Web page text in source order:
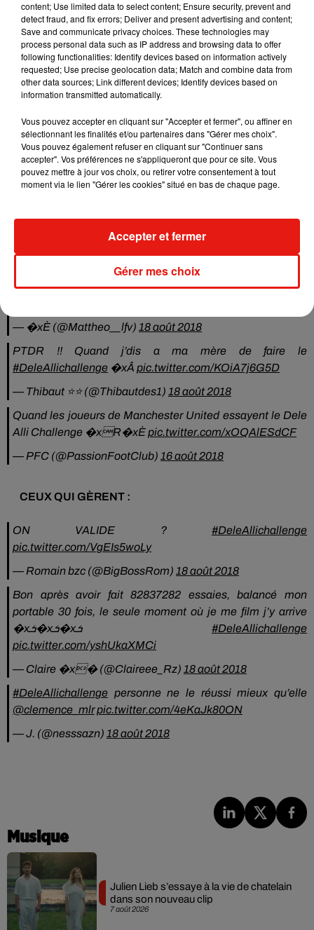
Une publication partagée par Giancarlo (@giadamico7)
#DeleAllichallengec’est l’intention qui compte�xÈ�xÈ‍'️
— �xÈ (@Mattheo__lfv) 18 août 2018
PTDR !! Quand j’dis a ma mère de faire le
#DeleAllichallenge �xÂ pic.twitter.com/KOiA7j6G5D
— Thibaut ⭐️⭐️ (@Thibautdes1) 18 août 2018
Quand les joueurs de Manchester United essayent le Dele
Alli Challenge �xR�xÈpic.twitter.com/xOQAlESdCF
— PFC (@PassionFootClub) 16 août 2018
CEUX QUI GÈRENT :
ON VALIDE ? #DeleAllichallenge
pic.twitter.com/VgEIs5woLy
— Romain bzc (@BigBossRom) 18 août 2018
Bon après avoir fait 82837282 essaies, balancé mon
portable 30 fois, le seule moment où je me film j’y arrive
�xܭ�xܭ�xܭ #DeleAllichallenge
pic.twitter.com/yshUkaXMCi
— Claire �x� (@Claireee_Rz) 18 août 2018
#DeleAllichallenge personne ne le réussi mieux qu’elle
@clemence_mlrpic.twitter.com/4eKaJk80ON
— J. (@nesssazn) 18 août 2018
Musique
7 août 2026
Julien Lieb s’essaye à la vie de chatelain
dans son nouveau clip
content; Use limited data to select content; Ensure security, prevent and
detect fraud, and fix errors; Deliver and present advertising and content;
Save and communicate privacy choices. These technologies may
process personal data such as IP address and browsing data to offer
following functionalities: Identify devices based on information actively
requested; Use precise geolocation data; Match and combine data from
other data sources; Link different devices; Identify devices based on
information transmitted automatically.
Vous pouvez accepter en cliquant sur "Accepter et fermer", ou affiner en
sélectionnant les finalités et/ou partenaires dans "Gérer mes choix".
Vous pouvez également refuser en cliquant sur "Continuer sans
accepter". Vos préférences ne s'appliqueront que pour ce site. Vous
pouvez mettre à jour vos choix, ou retirer votre consentement à tout
moment via le lien "Gérer les cookies" situé en bas de chaque page.
Gérer mes choix
Accepter et fermer